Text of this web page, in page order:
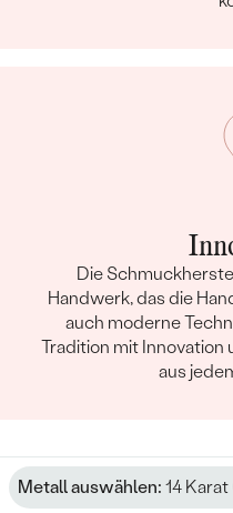
Die
Handwerk, das die
auch moderne
Tradition mit Innovation
aus
Metall auswählen: 14